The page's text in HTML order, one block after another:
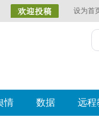
设为首
情 数据 远程